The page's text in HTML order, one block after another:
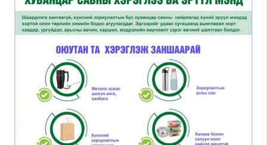
Шилэн данс
Авлига-110